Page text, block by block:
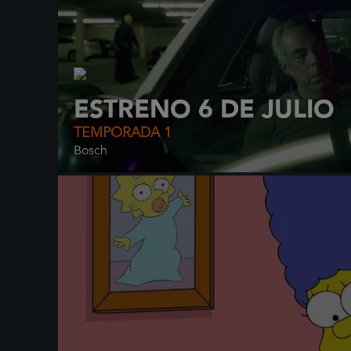
ESTRENO 6 DE JULIO
TEMPORADA 1
Bosch